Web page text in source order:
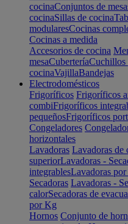
cocinaConjuntos de
cocinaSillas de cocina
modularesCocinas
Cocinas a medida
Accesorios de cocina
mesaCuberteríaCuchillos
cocinaVajillaBandejas
Electrodomésticos
Frigoríficos Frigoríficos
combiFrigoríficos
pequeñosFrigoríficos
Congeladores
horizontales
Lavadoras Lavadoras de
superiorLavadoras -
integrablesLavadoras por
Secadoras Lavadoras -
calorSecadoras de
por Kg
Hornos Conjunto de